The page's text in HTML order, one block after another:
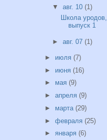
▼авг. 10(1)
Школа уродов,
выпуск 1
►авг. 07(1)
► июля (7)
► июня (16)
► мая (9)
► апреля (9)
► марта (29)
► февраля (25)
► января (6)